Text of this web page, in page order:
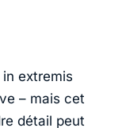
extremis
– mais cet
détail peut